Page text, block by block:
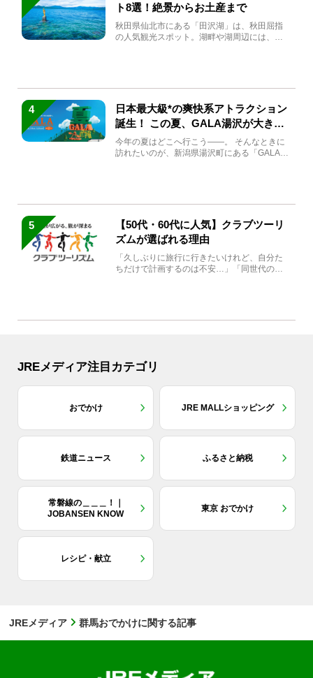
ト8選！絶景からお土産まで
秋田県仙北市にある「田沢湖」は、秋田屈指
の人気観光スポット。湖畔や湖周辺には、田
4
日本最大級*の爽快系アトラクション
誕生！ この夏、GALA湯沢が大きく
生まれ変わる
今年の夏はどこへ行こう――。 そんなときに
訪れたいのが、新潟県湯沢町にある「GALA湯
5
【50代・60代に人気】クラブツーリ
ズムが選ばれる理由
「久しぶりに旅行に行きたいけれど、自分た
ちだけで計画するのは不安…」「同世代の方
JREメディア注目カテゴリ
おでかけ JRE MALLショッピング
鉄道ニュース ふるさと納税
常磐線の＿＿＿！｜
JOBANSEN KNOW
東京 おでかけ
レシピ・献立
JREメディア 群馬おでかけに関する記事